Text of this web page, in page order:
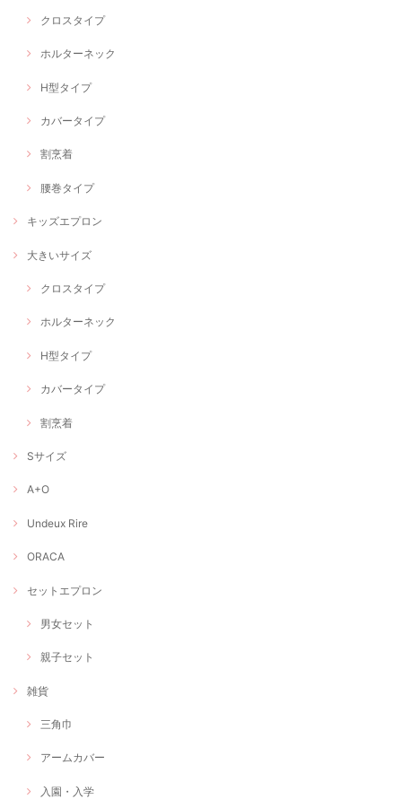
クロスタイプ
ホルターネック
H型タイプ
カバータイプ
割烹着
腰巻タイプ
キッズエプロン
大きいサイズ
クロスタイプ
ホルターネック
H型タイプ
カバータイプ
割烹着
Sサイズ
A+O
Undeux Rire
ORACA
セットエプロン
男女セット
親子セット
雑貨
三角巾
アームカバー
入園・入学